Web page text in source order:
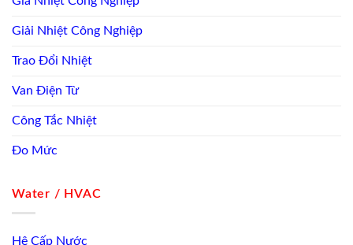
Giải Nhiệt Công Nghiệp
Trao Đổi Nhiệt
Van Điện Từ
Công Tắc Nhiệt
Đo Mức
Water / HVAC
Hệ Cấp Nước